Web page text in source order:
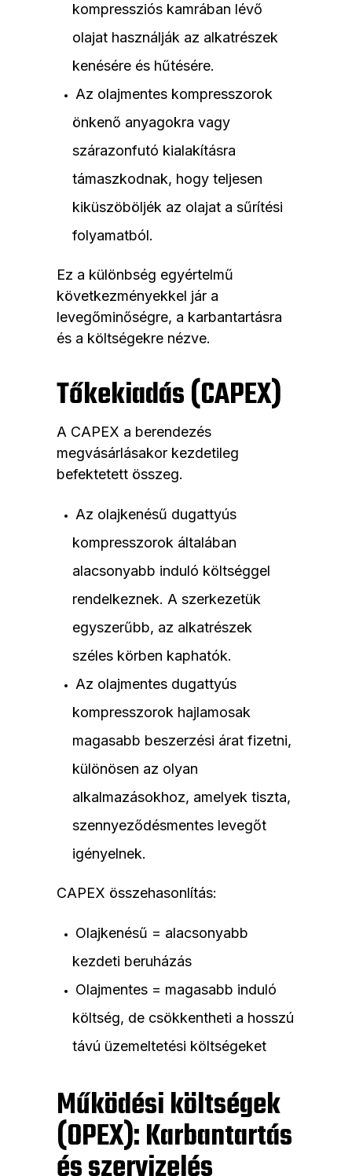
kompressziós kamrában lévő
olajat használják az alkatrészek
kenésére és hűtésére.
Az olajmentes kompresszorok
önkenő anyagokra vagy
szárazonfutó kialakításra
támaszkodnak, hogy teljesen
kiküszöböljék az olajat a sűrítési
folyamatból.
Ez a különbség egyértelmű
következményekkel jár a
levegőminőségre, a karbantartásra
és a költségekre nézve.
Tőkekiadás (CAPEX)
A CAPEX a berendezés
megvásárlásakor kezdetileg
befektetett összeg.
Az olajkenésű dugattyús
kompresszorok általában
alacsonyabb induló költséggel
rendelkeznek. A szerkezetük
egyszerűbb, az alkatrészek
széles körben kaphatók.
Az olajmentes dugattyús
kompresszorok hajlamosak
magasabb beszerzési árat fizetni,
különösen az olyan
alkalmazásokhoz, amelyek tiszta,
szennyeződésmentes levegőt
igényelnek.
CAPEX összehasonlítás:
Olajkenésű = alacsonyabb
kezdeti beruházás
Olajmentes = magasabb induló
költség, de csökkentheti a hosszú
távú üzemeltetési költségeket
Működési költségek
(OPEX): Karbantartás